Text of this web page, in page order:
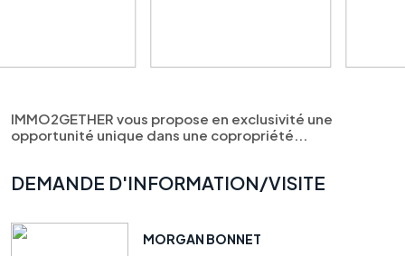
IMMO2GETHER vous propose en exclusivité une
opportunité unique dans une copropriété...
DEMANDE D'INFORMATION/VISITE
MORGAN BONNET